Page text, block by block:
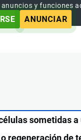
y funciones
ANUNCIAR
sometidas a